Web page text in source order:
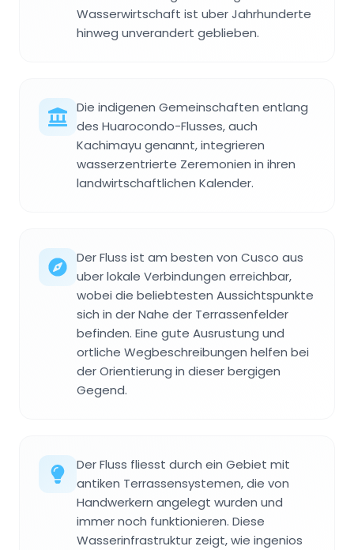
Wasserwirtschaft ist uber Jahrhunderte
hinweg unverandert geblieben.
Die indigenen Gemeinschaften entlang
des Huarocondo-Flusses, auch
Kachimayu genannt, integrieren
wasserzentrierte Zeremonien in ihren
landwirtschaftlichen Kalender.
Der Fluss ist am besten von Cusco aus
uber lokale Verbindungen erreichbar,
wobei die beliebtesten Aussichtspunkte
sich in der Nahe der Terrassenfelder
befinden. Eine gute Ausrustung und
ortliche Wegbeschreibungen helfen bei
der Orientierung in dieser bergigen
Gegend.
Der Fluss fliesst durch ein Gebiet mit
antiken Terrassensystemen, die von
Handwerkern angelegt wurden und
immer noch funktionieren. Diese
Wasserinfrastruktur zeigt, wie ingenios